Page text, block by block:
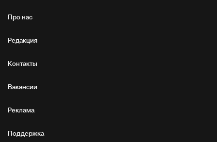
Про нас
Редакция
Контакты
Вакансии
Реклама
Поддержка